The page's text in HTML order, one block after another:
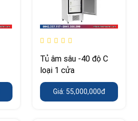
Tủ âm sâu -40 độ C
loại 1 cửa
Giá: 55,000,000đ